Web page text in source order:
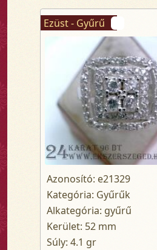
Ezüst - Gyűrű
Azonosító: e21329
Kategória: Gyűrűk
Alkategória: gyűrű
Kerület: 52 mm
Súly: 4.1 gr